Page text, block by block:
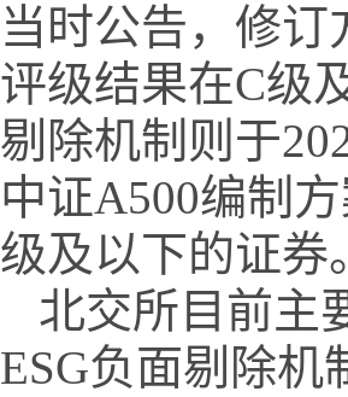
当时公告，修订
评级结果在C级
剔除机制则于
中证A500编制
级及以下的证券
北交所目前主
ESG负面剔除机